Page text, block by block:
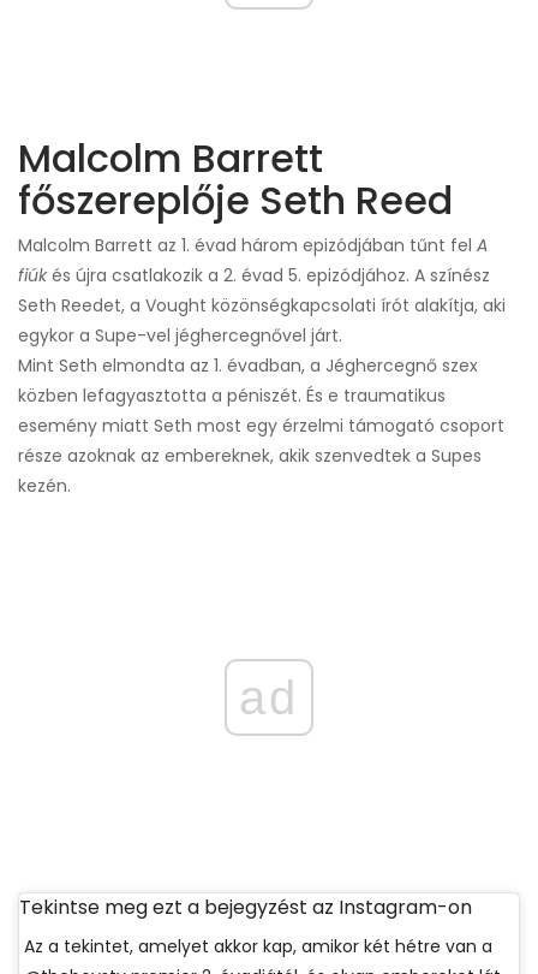
Malcolm Barrett
főszereplője Seth Reed
Malcolm Barrett az 1. évad három epizódjában tűnt fel A
fiúkés újra csatlakozik a 2. évad 5. epizódjához. A színész
Seth Reedet, a Vought közönségkapcsolati írót alakítja, aki
egykor a Supe-vel jéghercegnővel járt.
Mint Seth elmondta az 1. évadban, a Jéghercegnő szex
közben lefagyasztotta a péniszét. És e traumatikus
esemény miatt Seth most egy érzelmi támogató csoport
része azoknak az embereknek, akik szenvedtek a Supes
kezén.
ad
Tekintse meg ezt a bejegyzést az Instagram-on
Az a tekintet, amelyet akkor kap, amikor két hétre van a